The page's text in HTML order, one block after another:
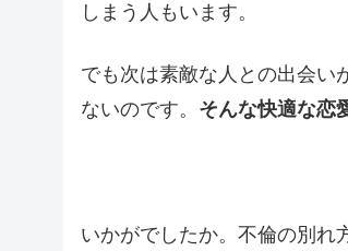
しまう人もいます。
でも次は素敵な人との出会い
ないのです。 そんな快適な恋
いかがでしたか。不倫の別れ